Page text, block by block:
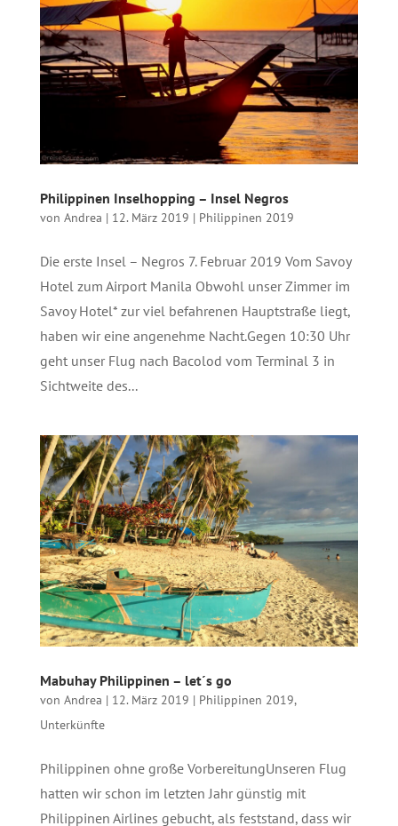
Philippinen Inselhopping – Insel Negros
von Andrea | 12. März 2019 | Philippinen 2019
Die erste Insel – Negros 7. Februar 2019 Vom Savoy
Hotel zum Airport Manila Obwohl unser Zimmer im
Savoy Hotel* zur viel befahrenen Hauptstraße liegt,
haben wir eine angenehme Nacht.Gegen 10:30 Uhr
geht unser Flug nach Bacolod vom Terminal 3 in
Sichtweite des...
Mabuhay Philippinen – let´s go
von Andrea | 12. März 2019 | Philippinen 2019,
Unterkünfte
Philippinen ohne große VorbereitungUnseren Flug
hatten wir schon im letzten Jahr günstig mit
Philippinen Airlines gebucht, als feststand, dass wir